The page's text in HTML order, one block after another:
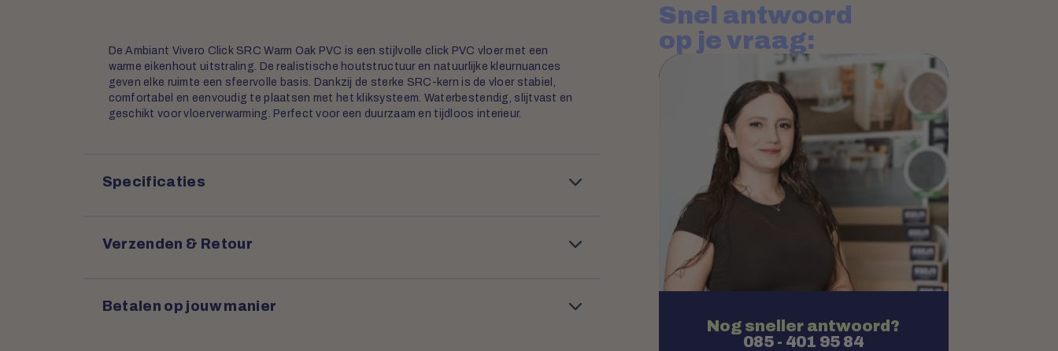
De Ambiant Vivero Click SRC Warm Oak PVC is een stijlvolle click PVC vloer met een
warme eikenhout uitstraling. De realistische houtstructuur en natuurlijke kleurnuances
geven elke ruimte een sfeervolle basis. Dankzij de sterke SRC-kern is de vloer stabiel,
comfortabel en eenvoudig te plaatsen met het kliksysteem. Waterbestendig, slijtvast en
geschikt voor vloerverwarming. Perfect voor een duurzaam en tijdloos interieur.
Specificaties
Verzenden & Retour
Betalen op jouw manier
Snel antwoord
op je vraag:
Nog sneller antwoord?
085 - 401 95 84